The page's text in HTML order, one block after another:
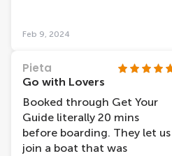
Feb 9, 2024
Pieta
Go with Lovers
Booked through Get Your
Guide literally 20 mins
before boarding. They let us
join a boat that was